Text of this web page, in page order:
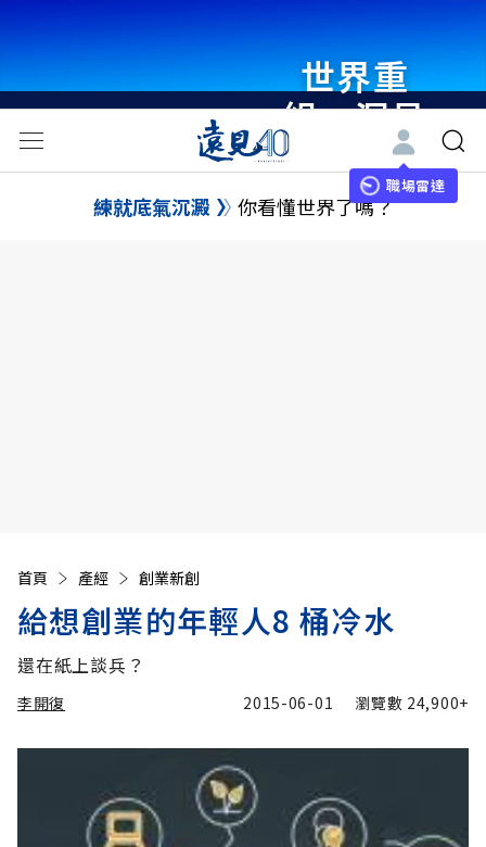
世界重
組・洞見
未來 與
世界領袖
職場雷達
練就底氣沉澱 你看懂世界了嗎？
首頁 產經 創業新創
給想創業的年輕人8 桶冷水
還在紙上談兵？
李開復 2015-06-01 瀏覽數 24,900+